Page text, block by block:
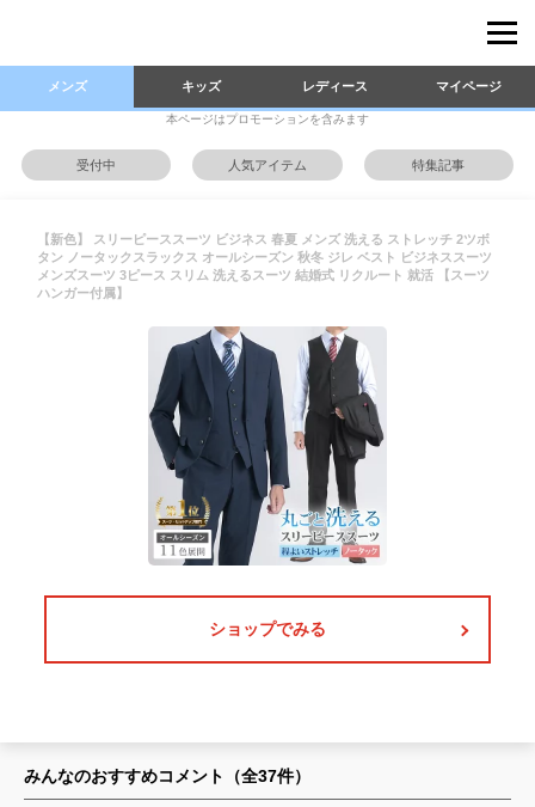
メンズ キッズ レディース マイページ
本ページはプロモーションを含みます
受付中 人気アイテム 特集記事
【新色】 スリーピーススーツ ビジネス 春夏 メンズ 洗える ストレッチ 2ツボ
タン ノータックスラックス オールシーズン 秋冬 ジレ ベスト ビジネススーツ
メンズスーツ 3ピース スリム 洗えるスーツ 結婚式 リクルート 就活 【スーツ
ハンガー付属】
ショップでみる
みんなのおすすめコメント（全37件）